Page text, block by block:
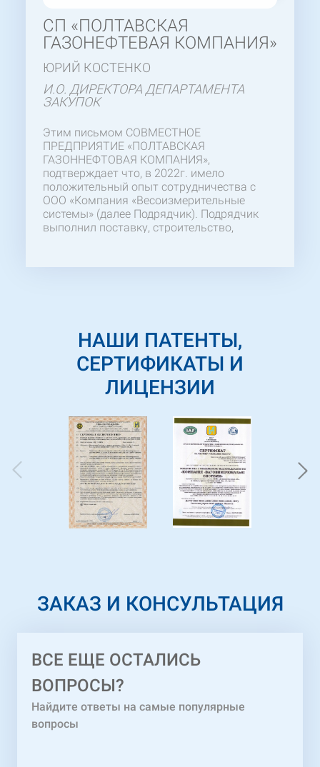
СП «ПОЛТАВСКАЯ
ГАЗОНЕФТЕВАЯ КОМПАНИЯ»
ЮРИЙ КОСТЕНКО
И.О. ДИРЕКТОРА ДЕПАРТАМЕНТА
ЗАКУПОК
Этим письмом СОВМЕСТНОЕ
ПРЕДПРИЯТИЕ «ПОЛТАВСКАЯ
ГАЗОННЕФТОВАЯ КОМПАНИЯ»,
подтверждает что, в 2022г. имело
положительный опыт сотрудничества с
ООО «Компания «Весоизмерительные
системы» (далее Подрядчик). Подрядчик
выполнил поставку, строительство,
отметить компетентность и
продолжение успешного и
взаимовыгодного сотрудничества в
будущих проектах.
НАШИ ПАТЕНТЫ,
СЕРТИФИКАТЫ И
ЛИЦЕНЗИИ
ЗАКАЗ И КОНСУЛЬТАЦИЯ
ВСЕ ЕЩЕ ОСТАЛИСЬ
ВОПРОСЫ?
Найдите ответы на самые популярные
вопросы